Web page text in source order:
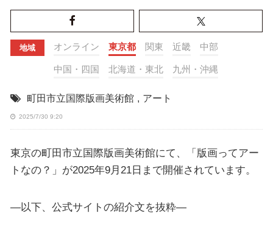
地域 オンライン 東京都 関東 近畿 中部
中国・四国 北海道・東北 九州・沖縄
町田市立国際版画美術館 , アート
2025/7/30 9:20
東京の町田市立国際版画美術館にて、「版画ってアー
トなの？」が2025年9月21日まで開催されています。
—以下、公式サイトの紹介文を抜粋—